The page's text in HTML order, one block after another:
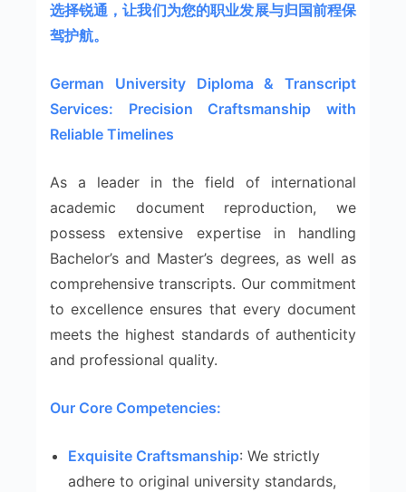
选择锐通，让我们为您的职业发展与归国前程保
驾护航。
German University Diploma & Transcript
Services: Precision Craftsmanship with
Reliable Timelines
As a leader in the field of international
academic document reproduction, we
possess extensive expertise in handling
Bachelor’s and Master’s degrees, as well as
comprehensive transcripts. Our commitment
to excellence ensures that every document
meets the highest standards of authenticity
and professional quality.
Our Core Competencies:
Exquisite Craftsmanship: We strictly
adhere to original university standards,